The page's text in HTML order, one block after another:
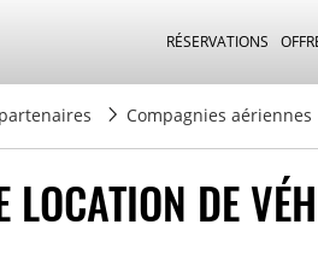
RÉSERVATIONS
Compagnies aériennes
LOCATION DE